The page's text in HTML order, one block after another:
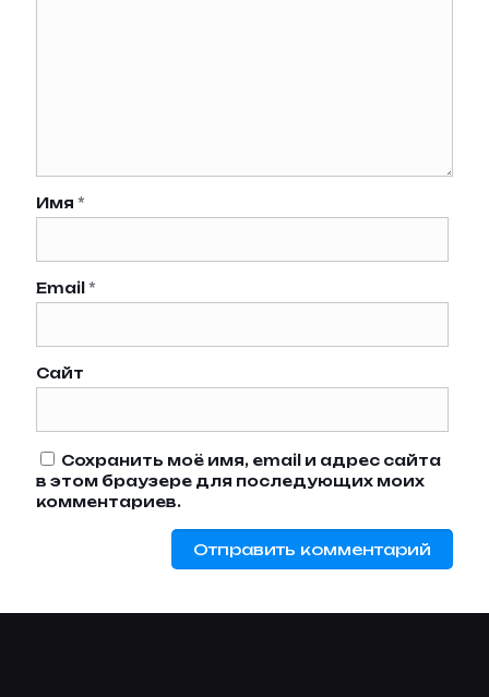
Имя *
Email *
Сайт
Сохранить моё имя, email и адрес сайта
в этом браузере для последующих моих
комментариев.